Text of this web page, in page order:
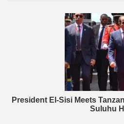
President El-Sisi Meets
Suluhu